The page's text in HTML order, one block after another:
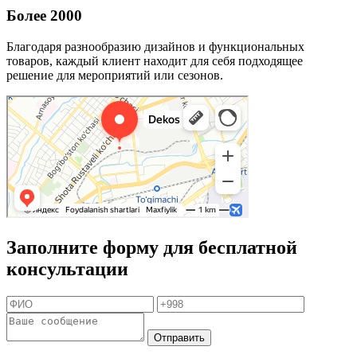
Более 2000
Благодаря разнообразию дизайнов и функциональных
товаров, каждый клиент находит для себя подходящее
решение для мероприятий или сезонов.
Заполните форму для бесплатной
консультации
Отправить